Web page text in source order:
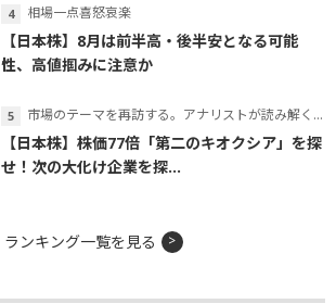
相場一点喜怒哀楽
【日本株】8月は前半高・後半安となる可能
性、高値掴みに注意か
市場のテーマを再訪する。アナリストが読み解くテーマの本質
【日本株】株価77倍「第二のキオクシア」を探
せ！次の大化け企業を探...
ランキング一覧を見る